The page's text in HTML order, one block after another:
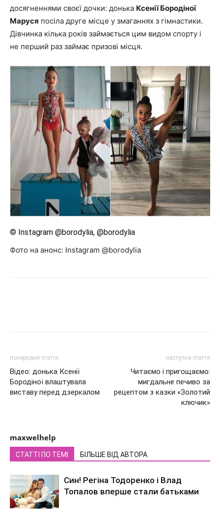
досягненнями своєї дочки: донька Ксенії Бородіної
Маруся посіла друге місце у змаганнях з гімнастики.
Дівчинка кілька років займається цим видом спорту і
не перший раз займає призові місця.
© Instagram @borodylia, @borodylia
Фото на анонс: Instagram @borodylia
попередня стаття
Відео: донька Ксенії
Бородіної влаштувала
виставу перед дзеркалом
наступна стаття
Читаємо і пригощаємо:
мигдальне печиво за
рецептом з казки «Золотий
ключик»
maxwelhelp
СТАТТІ ПО ТЕМІ БІЛЬШЕ ВІД АВТОРА
Син! Регіна Тодоренко і Влад
Топалов вперше стали батьками